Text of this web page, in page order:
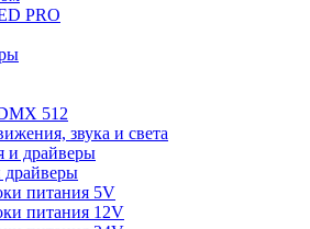
PRO
512
звука и света
драйверы
питания 5V
питания 12V